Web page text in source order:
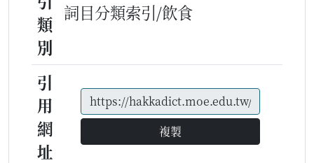
類
別
詞目分類索引/飲食
引
用
網
址
複製